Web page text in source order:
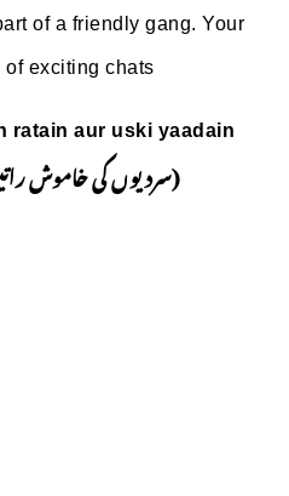
everyone feel like they’re
social media will be a hub
Sardiyon ki khamosh
اور اسکی یادیں )